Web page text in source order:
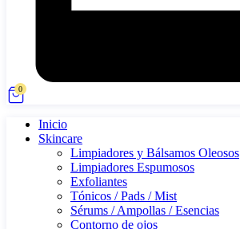
0
Inicio
Skincare
Limpiadores y Bálsamos Oleosos
Limpiadores Espumosos
Exfoliantes
Tónicos / Pads / Mist
Sérums / Ampollas / Esencias
Contorno de ojos